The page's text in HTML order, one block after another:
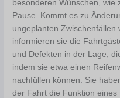
besonderen Wünschen, wie
Pause. Kommt es zu
ungeplanten Zwischenfällen
informieren sie die
und Defekten in der Lage,
indem sie etwa einen
nachfüllen können. Sie
der Fahrt die Funktion